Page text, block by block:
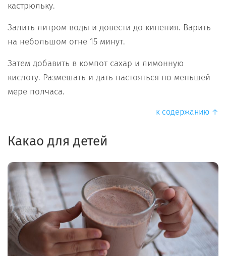
кастрюльку.
Залить литром воды и довести до кипения. Варить
на небольшом огне 15 минут.
Затем добавить в компот сахар и лимонную
кислоту. Размешать и дать настояться по меньшей
мере полчаса.
к содержанию ↑
Какао для детей